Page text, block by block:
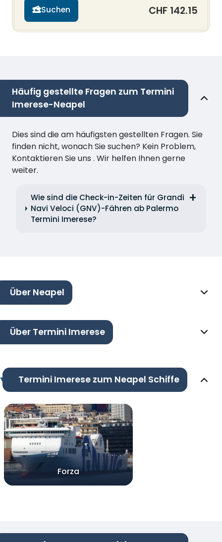
Suchen CHF 142.15
Häufig gestellte Fragen zum Termini
Imerese-Neapel
Dies sind die am häufigsten gestellten Fragen. Sie
finden nicht, wonach Sie suchen? Kein Problem,
Kontaktieren Sie uns . Wir helfen Ihnen gerne
weiter.
Wie sind die Check-in-Zeiten für Grandi
Navi Veloci (GNV)-Fähren ab Palermo
Termini Imerese?
Über Neapel
Über Termini Imerese
Termini Imerese zum Neapel Schiffe
Forza